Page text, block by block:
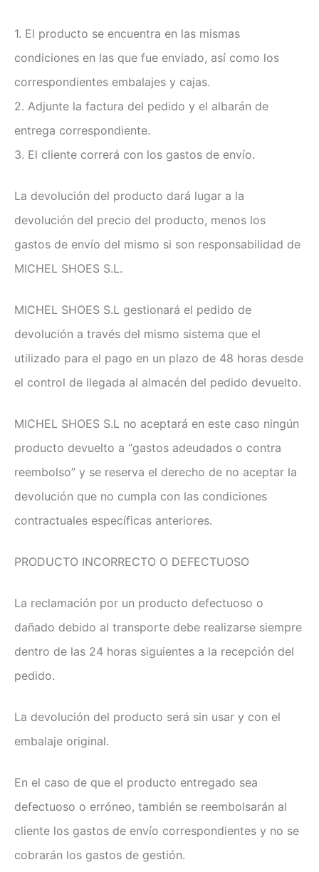
1. El producto se encuentra en las mismas
condiciones en las que fue enviado, así como los
correspondientes embalajes y cajas.
2. Adjunte la factura del pedido y el albarán de
entrega correspondiente.
3. El cliente correrá con los gastos de envío.
La devolución del producto dará lugar a la
devolución del precio del producto, menos los
gastos de envío del mismo si son responsabilidad de
MICHEL SHOES S.L.
MICHEL SHOES S.L gestionará el pedido de
devolución a través del mismo sistema que el
utilizado para el pago en un plazo de 48 horas desde
el control de llegada al almacén del pedido devuelto.
MICHEL SHOES S.L no aceptará en este caso ningún
producto devuelto a “gastos adeudados o contra
reembolso” y se reserva el derecho de no aceptar la
devolución que no cumpla con las condiciones
contractuales específicas anteriores.
PRODUCTO INCORRECTO O DEFECTUOSO
La reclamación por un producto defectuoso o
dañado debido al transporte debe realizarse siempre
dentro de las 24 horas siguientes a la recepción del
pedido.
La devolución del producto será sin usar y con el
embalaje original.
En el caso de que el producto entregado sea
defectuoso o erróneo, también se reembolsarán al
cliente los gastos de envío correspondientes y no se
cobrarán los gastos de gestión.